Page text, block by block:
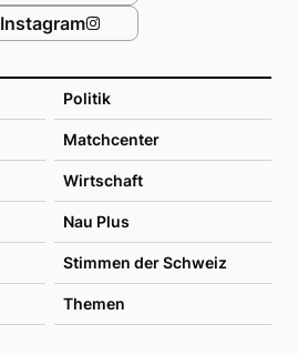
Politik
Matchcenter
Wirtschaft
Nau Plus
Stimmen der Schweiz
Themen
Instagram